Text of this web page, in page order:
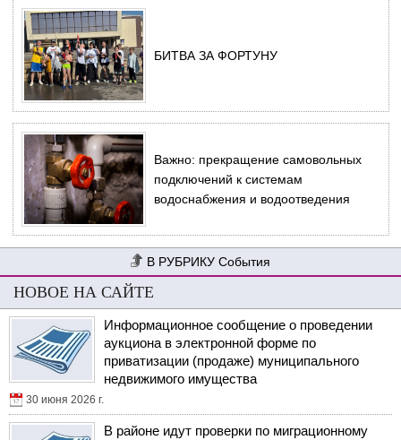
БИТВА ЗА ФОРТУНУ
Важно: прекращение самовольных
подключений к системам
водоснабжения и водоотведения
События
НОВОЕ НА САЙТЕ
Информационное сообщение о проведении
аукциона в электронной форме по
приватизации (продаже) муниципального
недвижимого имущества
30 июня 2026 г.
В районе идут проверки по миграционному